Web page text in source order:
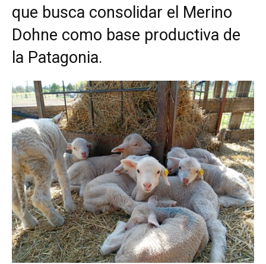
que busca consolidar el Merino
Dohne como base productiva de
la Patagonia.